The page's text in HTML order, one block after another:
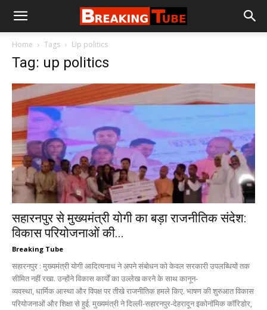
Home Tags Up politics
Tag: up politics
सहारनपुर से मुख्यमंत्री योगी का बड़ा राजनीतिक संदेश:
विकास परियोजनाओं की...
Breaking Tube
सहारनपुर : मुख्यमंत्री योगी आदित्यनाथ ने अपने संबोधन को केवल सरकारी उपलब्धियों तक
सीमित नहीं रखा. उन्होंने विकास कार्यों का उल्लेख करने के साथ कानून-
व्यवस्था, धार्मिक आस्था और विपक्ष पर तीखे राजनीतिक हमले किए. भाषण की शुरुआत विकास
परियोजनाओं और शिक्षा से हुई. मुख्यमंत्री ने दिल्ली-सहारनपुर-देहरादून इकोनॉमिक कॉरिडोर,